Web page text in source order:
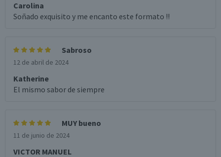
Carolina
Soñado exquisito y me encanto este formato !!
Sabroso
12 de abril de 2024
Katherine
El mismo sabor de siempre
MUY bueno
11 de junio de 2024
VICTOR MANUEL